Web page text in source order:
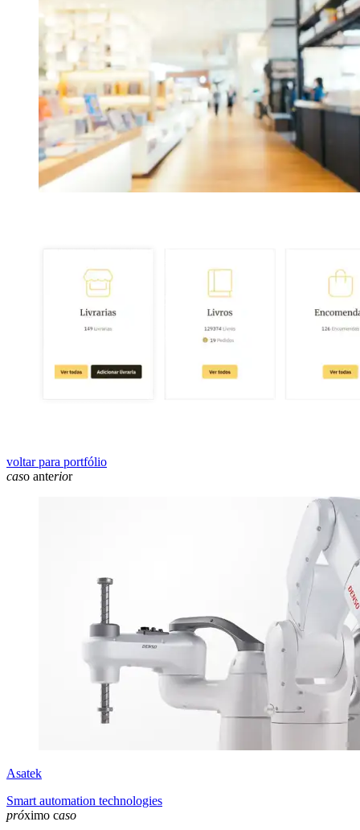
voltar para portfólio
caso anterior
Asatek
Smart automation technologies
próximo caso